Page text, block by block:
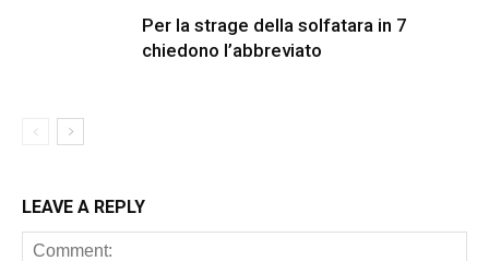
Per la strage della solfatara in 7
chiedono l’abbreviato
LEAVE A REPLY